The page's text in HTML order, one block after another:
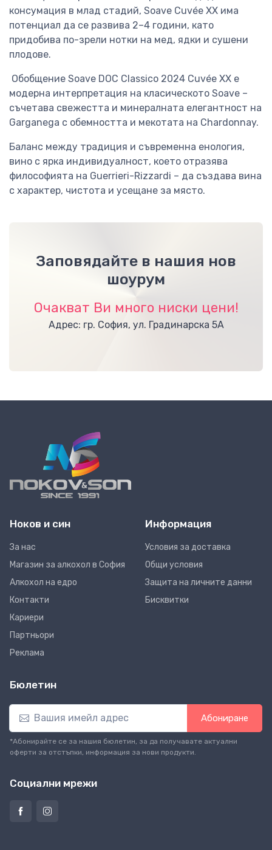
консумация в млад стадий, Soave Cuvée XX има
потенциал да се развива 2–4 години, като
придобива по-зрели нотки на мед, ядки и сушени
плодове.
Обобщение Soave DOC Classico 2024 Cuvée XX е
модерна интерпретация на класическото Soave –
съчетава свежестта и минералната елегантност на
Garganega с обемността и мекотата на Chardonnay.
Баланс между традиция и съвременна енология,
вино с ярка индивидуалност, което отразява
философията на Guerrieri-Rizzardi – да създава вина
с характер, чистота и усещане за място.
Заповядайте в нашия нов
шоурум
Очакват Ви много ниски цени!
Адрес: гр. София, ул. Градинарска 5А
Ноков и син
За нас
Магазин за алкохол в София
Алкохол на едро
Контакти
Кариери
Партньори
Реклама
Информация
Условия за доставка
Общи условия
Защита на личните данни
Бисквитки
Бюлетин
Абониране
*Абонирайте се за нашия бюлетин, за да получавате актуални
оферти за отстъпки, информация за нови продукти.
Социални мрежи